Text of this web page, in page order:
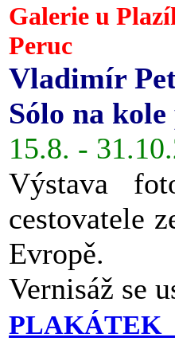
Galerie u
Peruc
Vladimír
Sólo na
15.8. -
Výstava
cestovatele
Evropě.
Vernisáž se
PLAKÁTEK